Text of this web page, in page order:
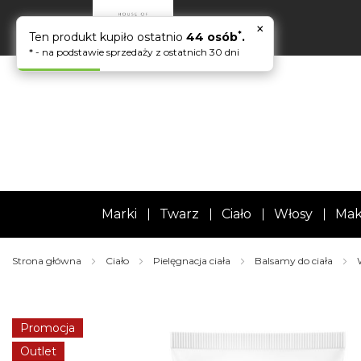
Marki Twarz Ciało Włosy
Strona główna Ciało Pielęgnacja ciała Balsamy do ciała
the
end
of
Promocja
Outlet
×
Ten produkt kupiło ostatnio 44 osób*.
* - na podstawie sprzedaży z ostatnich 30 dni